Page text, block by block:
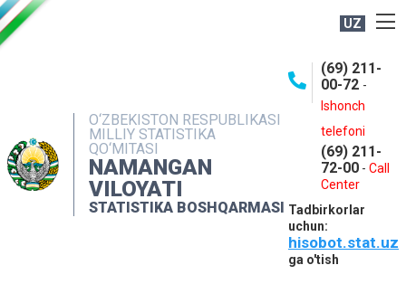
UZ
O‘ZBEKISTON RESPUBLIKASI
MILLIY STATISTIKA
QO‘MITASI
NAMANGAN
VILOYATI
STATISTIKA BOSHQARMASI
(69) 211-
00-72 -
Ishonch
telefoni
(69) 211-
72-00 - Call
Center
Tadbirkorlar
uchun:
hisobot.stat.uz
ga o'tish
NASHRLAR
INTERAKTIV XIZMATLAR
MATBUOT XIZMATI
MUROJAATLAR